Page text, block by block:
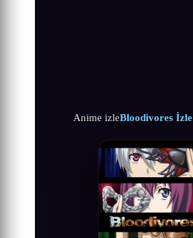
Anime izleBloodivores İzle